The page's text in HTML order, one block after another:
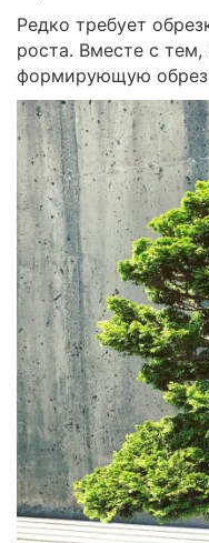
Редко требует
роста. Вместе с
формирующую